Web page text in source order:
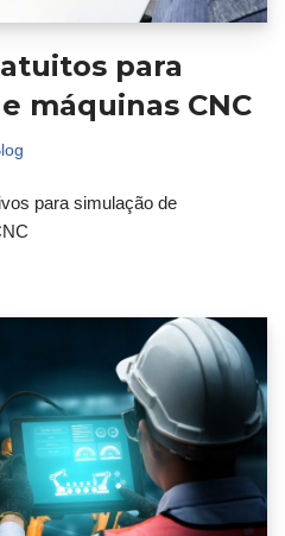
para
máquinas CNC
para simulação de